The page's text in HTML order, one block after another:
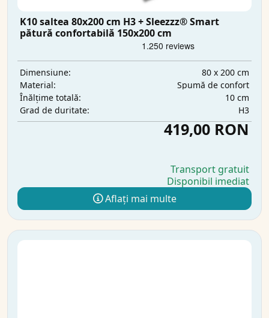
K10 saltea 80x200 cm H3 + Sleezzz® Smart
pătură confortabilă 150x200 cm
Dimensiune:
80 x 200 cm
Material:
Spumă de confort
Înălțime totală:
10 cm
Grad de duritate:
H3
419,00 RON
Transport gratuit
Disponibil imediat
Aflați mai multe